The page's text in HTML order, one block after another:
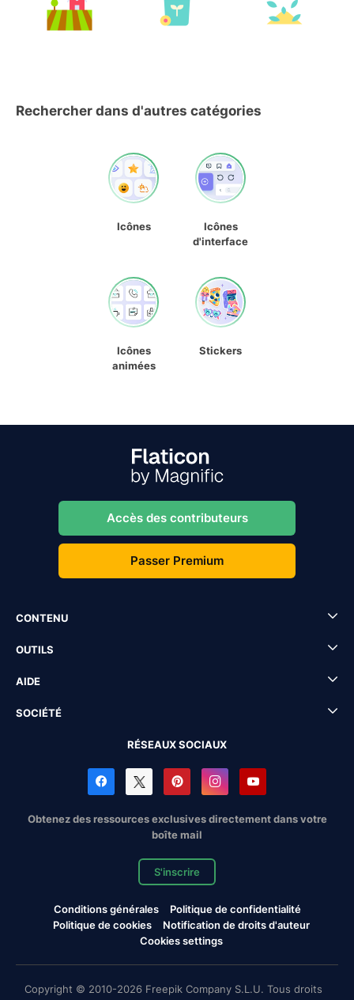
Rechercher dans d'autres catégories
Icônes
Icônes
d'interface
Icônes
animées
Stickers
Accès des contributeurs
Passer Premium
CONTENU
OUTILS
AIDE
SOCIÉTÉ
RÉSEAUX SOCIAUX
Obtenez des ressources exclusives directement dans votre
boîte mail
S'inscrire
Conditions générales
Politique de confidentialité
Politique de cookies
Notification de droits d'auteur
Cookies settings
Copyright © 2010-2026 Freepik Company S.L.U. Tous droits